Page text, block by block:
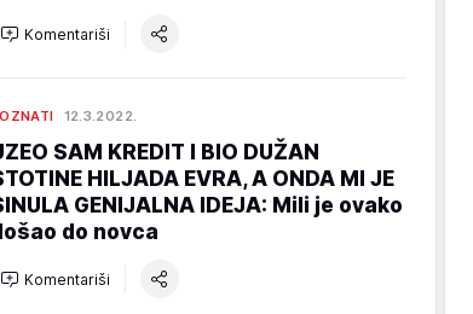
Komentariši
12.3.2022.
SAM KREDIT I BIO DUŽAN
HILJADA EVRA, A ONDA MI JE
GENIJALNA IDEJA: Mili je ovako
do novca
Komentariši